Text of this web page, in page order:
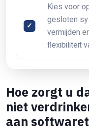
Kies voor
gesloten
vermijden
flexibiliteit
Hoe zorgt u
niet
aan